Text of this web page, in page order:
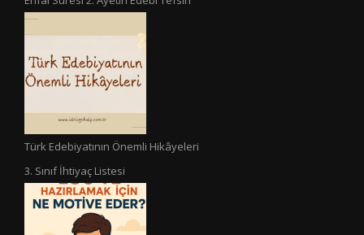
Türk Edebiyatının Önemli Hikâyeleri
3. Sınıf İhtiyaç Listesi